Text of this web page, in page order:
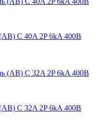
C 40A 2P 6kA 400В
C 32A 2P 6kA 400В